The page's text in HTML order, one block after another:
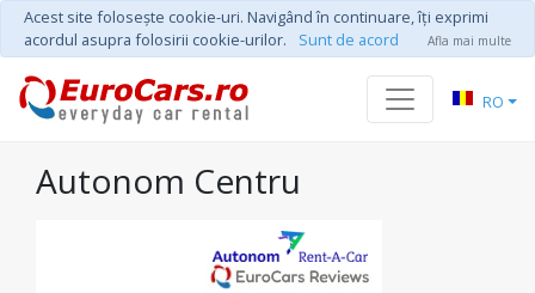
Acest site foloseşte cookie-uri. Navigând în continuare, îţi exprimi
acordul asupra folosirii cookie-urilor.
Sunt de acord Afla mai multe
RO
Autonom Centru